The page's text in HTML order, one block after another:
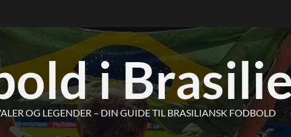
i
OG LEGENDER – DIN GUIDE TIL BRASILIANSK FODBOLD